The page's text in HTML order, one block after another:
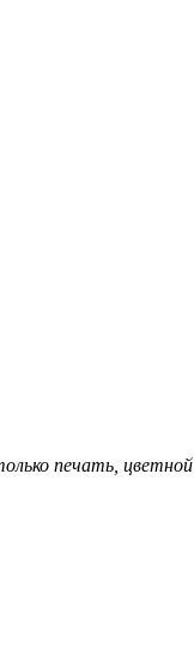
печать, цветной